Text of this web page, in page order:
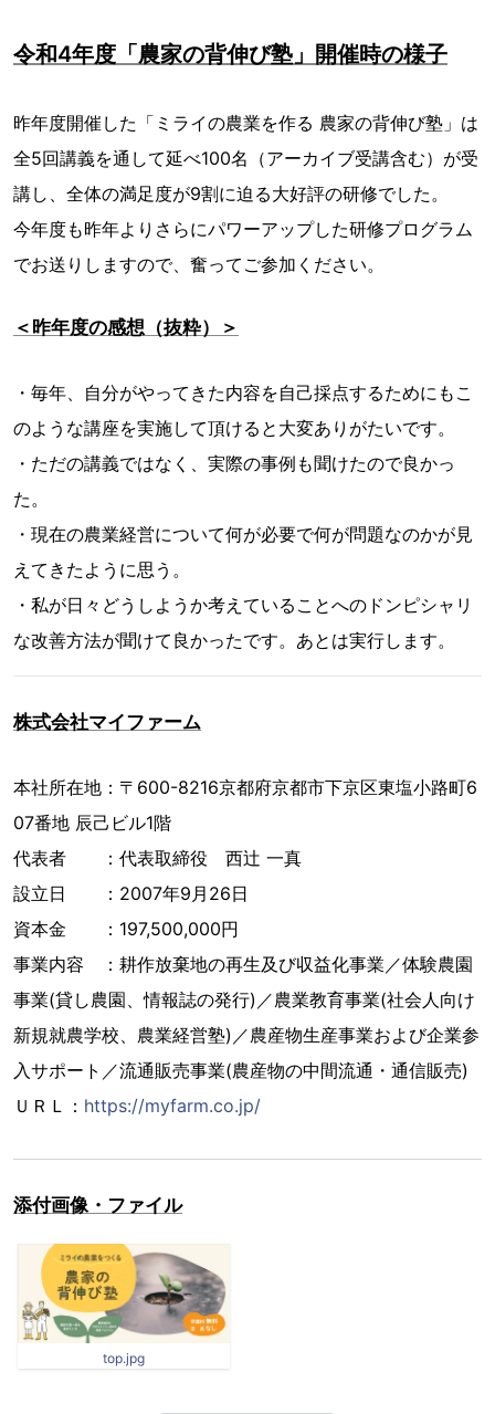
令和4年度「農家の背伸び塾」開催時の様子
昨年度開催した「ミライの農業を作る 農家の背伸び塾」は
全5回講義を通して延べ100名（アーカイブ受講含む）が受
講し、全体の満足度が9割に迫る大好評の研修でした。
今年度も昨年よりさらにパワーアップした研修プログラム
でお送りしますので、奮ってご参加ください。
＜昨年度の感想（抜粋）＞
・毎年、自分がやってきた内容を自己採点するためにもこ
のような講座を実施して頂けると大変ありがたいです。
・ただの講義ではなく、実際の事例も聞けたので良かっ
た。
・現在の農業経営について何が必要で何が問題なのかが見
えてきたように思う。
・私が日々どうしようか考えていることへのドンピシャリ
な改善方法が聞けて良かったです。あとは実行します。
株式会社マイファーム
本社所在地：〒600-8216京都府京都市下京区東塩小路町6
07番地 辰己ビル1階
代表者 ：代表取締役 西辻 一真
設立日 ：2007年9月26日
資本金 ：197,500,000円
事業内容 ：耕作放棄地の再生及び収益化事業／体験農園
事業(貸し農園、情報誌の発行)／農業教育事業(社会人向け
新規就農学校、農業経営塾)／農産物生産事業および企業参
入サポート／流通販売事業(農産物の中間流通・通信販売)
ＵＲＬ： https://myfarm.co.jp/
添付画像・ファイル
top.jpg